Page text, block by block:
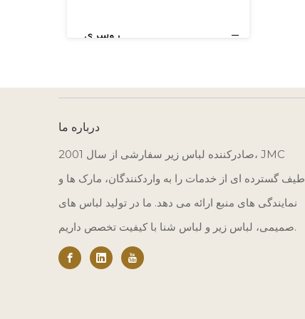
روسری
درباره ما
صادرکننده لباس زیر سفارشی از سال 2001، JMC
طیف گسترده ای از خدمات را به واردکنندگان، مارک ها و
نمایندگی های منبع ارائه می دهد. ما در تولید لباس های
صمیمی، لباس زیر و لباس شنا با کیفیت تخصص داریم.